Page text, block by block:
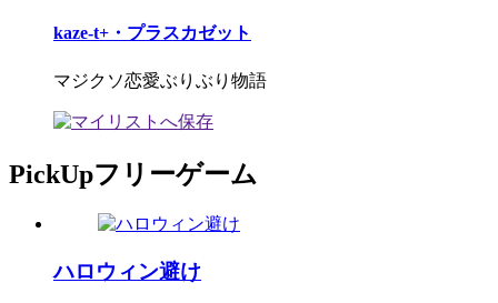
kaze-t+・プラスカゼット
マジクソ恋愛ぶりぶり物語
PickUpフリーゲーム
ハロウィン避け